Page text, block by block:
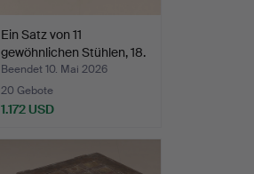
Ein Satz von 11
gewöhnlichen Stühlen, 18.
…
Beendet 10. Mai 2026
20 Gebote
1.172 USD